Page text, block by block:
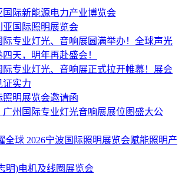
国际新能源电力产业博览会
亚国际照明展览会
际专业灯光、音响展圆满举办！全球声光
天，明年再赴盛会！
际专业灯光、音响展正式拉开帷幕！展会
证实力
照明展览会邀请函
广州国际专业灯光音响展展位图盛大公
全球 2026宁波国际照明展览会赋能照明产
明)电机及线圈展览会